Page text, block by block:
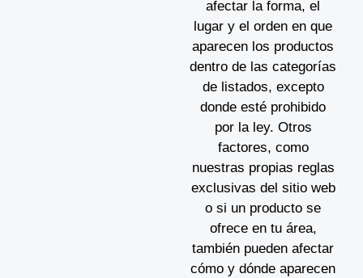
afectar la forma, el
lugar y el orden en que
aparecen los productos
dentro de las categorías
de listados, excepto
donde esté prohibido
por la ley. Otros
factores, como
nuestras propias reglas
exclusivas del sitio web
o si un producto se
ofrece en tu área,
también pueden afectar
cómo y dónde aparecen